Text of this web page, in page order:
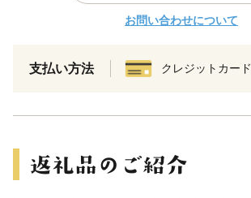
お問い合わせについて
支払い方法 クレジットカード